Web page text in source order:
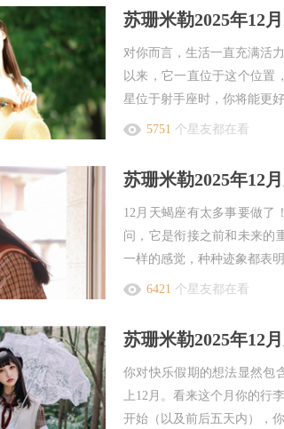
苏珊米勒2025年12
对你而言，生活一直充满活
以来，它一直位于这个位置
星位于射手座时，你将能更
5751 个星友都在看
苏珊米勒2025年12
12月天蝎座有太多事要做了
问，它是衔接之前和未来的
一样的感觉，种种迹象都表
6421 个星友都在看
苏珊米勒2025年12
你对快乐假期的想法显然包
上12月。看来这个月你的行
开始（以及前后五天内），